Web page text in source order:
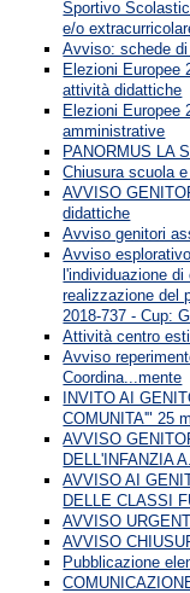
Sportivo
e/o
Avviso: schede
Elezioni Europee
attività didattiche
Elezioni Europee
amministrative
PANORMUS LA
Chiusura scuola
AVVISO
didattiche
Avviso genitori
Avviso
l'individuazione
realizzazione del
2018-737 - Cup:
Attività centro
Avviso
Coordina...mente
INVITO AI
COMUNITA'" 25
AVVISO
DELL'INFANZIA
AVVISO AI
DELLE CLASSI
AVVISO
AVVISO
Pubblicazione